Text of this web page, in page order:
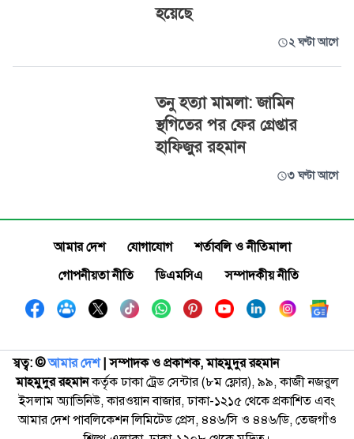
হয়েছে
২ ঘণ্টা আগে
তনু হত্যা মামলা: জামিন
স্থগিতের পর ফের গ্রেপ্তার
হাফিজুর রহমান
৩ ঘণ্টা আগে
আমার দেশ যোগাযোগ
শর্তাবলি ও নীতিমালা
গোপনীয়তা নীতি
ডিএমসিএ সম্পাদকীয় নীতি
স্বত্ব: ©️আমার দেশ| সম্পাদক ও প্রকাশক, মাহমুদুর রহমান
মাহমুদুর রহমানকর্তৃক ঢাকা ট্রেড সেন্টার (৮ম ফ্লোর), ৯৯, কাজী নজরুল
ইসলাম অ্যাভিনিউ, কারওয়ান বাজার, ঢাকা-১২১৫ থেকে প্রকাশিত এবং
আমার দেশ পাবলিকেশন লিমিটেড প্রেস, ৪৪৬/সি ও ৪৪৬/ডি, তেজগাঁও